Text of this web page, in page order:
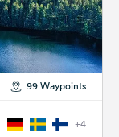
99 Waypoints
+4